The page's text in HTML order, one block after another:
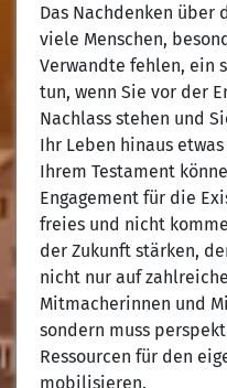
Das Nachdenken über
viele Menschen,
Verwandte fehlen, ein
tun, wenn Sie vor der
Nachlass stehen und
Ihr Leben hinaus
Ihrem Testament
Engagement für die
freies und nicht
der Zukunft stärken,
nicht nur auf
Mitmacherinnen und
sondern muss
Ressourcen für den
mobilisieren.